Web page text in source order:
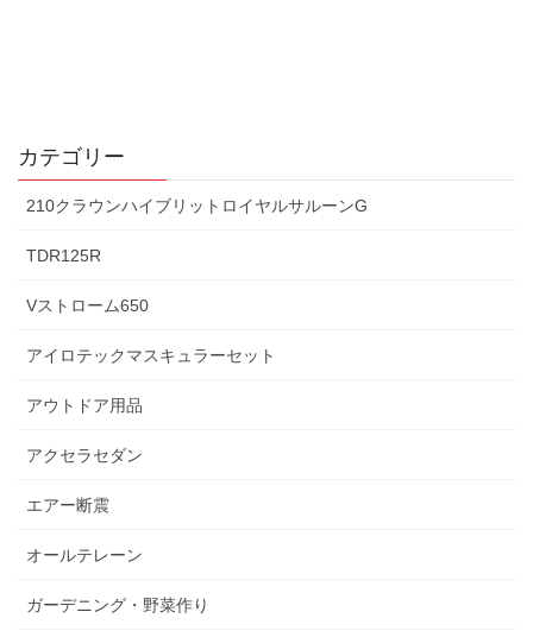
カテゴリー
210クラウンハイブリットロイヤルサルーンG
TDR125R
Vストローム650
アイロテックマスキュラーセット
アウトドア用品
アクセラセダン
エアー断震
オールテレーン
ガーデニング・野菜作り